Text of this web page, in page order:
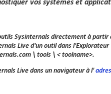
vos systèmes et
Sysinternals directement à partir
Live d'un outil dans
\ tools \ < toolname>.
Live dans un navigateur à l'